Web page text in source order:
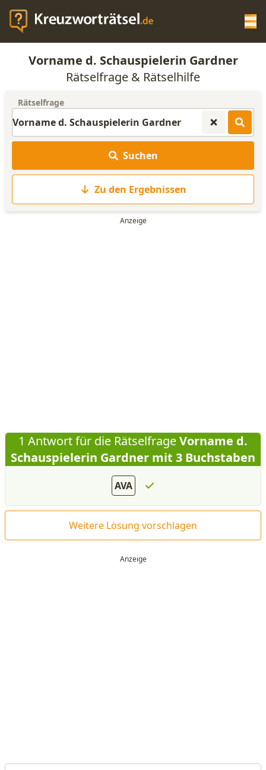
KREUZWORTRÄTSEL-HILFE
ANAGRAMM-GENERATOR
WORTLISTE
Vorname d. Schauspielerin Gardner
Rätselfrage & Rätselhilfe
Rätselfrage
Suchen
Zu den Ergebnissen
1 Antwort für die RätselfrageVorname d.
Schauspielerin Gardner mit 3 Buchstaben
AVA
Weitere Lösung vorschlagen